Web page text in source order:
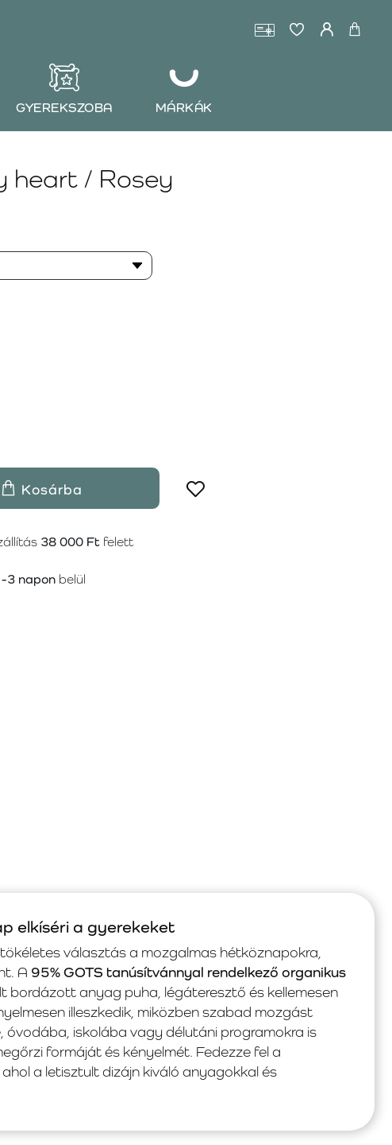
GYEREKSZOBA MÁRKÁK
heart / Rosey
Kosárba
38 000 Ft felett
3 napon belül
elkíséri a gyerekeket
választás a mozgalmas hétköznapokra,
A 95% GOTS tanúsítvánnyal rendelkező organikus
bordázott anyag puha, légáteresztő és kellemesen
illeszkedik, miközben szabad mozgást
óvodába, iskolába vagy délutáni programokra is
formáját és kényelmét. Fedezze fel a
a letisztult dizájn kiváló anyagokkal és